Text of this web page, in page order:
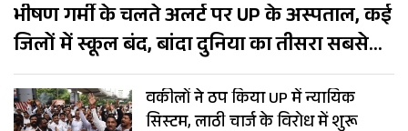
भीषण गर्मी के चलते अलर्ट पर UP के अस्पताल, कई
जिलों में स्कूल बंद, बांदा दुनिया का तीसरा सबसे
गर्म शहर
वकीलों ने ठप किया UP में न्यायिक
सिस्टम, लाठी चार्ज के विरोध में शुरू